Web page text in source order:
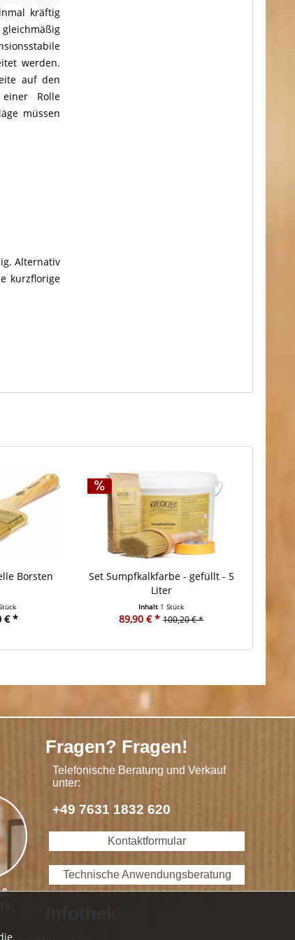
kräftig
werden.
auf den
Rolle
müssen
Alternativ
kurzflorige
Borsten
€ *
Set Sumpfkalkfarbe - gefüllt - 5
Liter
Inhalt 1 Stück
89,90 € * 100,20 € *
Fragen? Fragen!
Telefonische Beratung und Verkauf
unter:
+49 7631 1832 620
Kontaktformular
Technische Anwendungsberatung